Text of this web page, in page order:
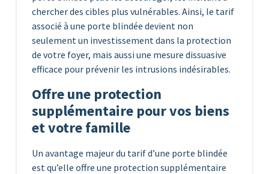
chercher des cibles plus vulnérables. Ainsi, le tarif
associé à une porte blindée devient non
seulement un investissement dans la protection
de votre foyer, mais aussi une mesure dissuasive
efficace pour prévenir les intrusions indésirables.
Offre une protection
supplémentaire pour vos biens
et votre famille
Un avantage majeur du tarif d’une porte blindée
est qu’elle offre une protection supplémentaire